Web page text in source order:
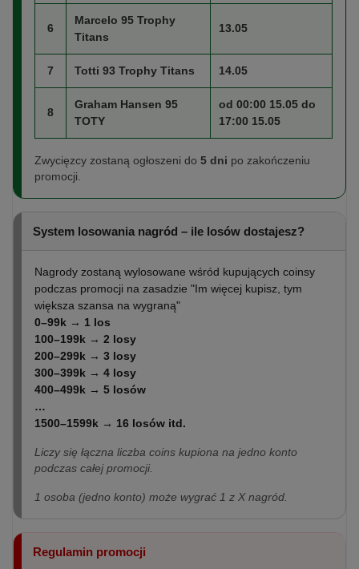
6
Marcelo 95 Trophy
Titans
13.05
7 Totti 93 Trophy Titans 14.05
8
Graham Hansen 95
TOTY
od 00:00 15.05 do
17:00 15.05
Zwycięzcy zostaną ogłoszeni do 5 dni po zakończeniu
promocji.
System losowania nagród – ile losów dostajesz?
Nagrody zostaną wylosowane wśród kupujących coinsy
podczas promocji na zasadzie "Im więcej kupisz, tym
większa szansa na wygraną"
0–99k → 1 los
100–199k → 2 losy
200–299k → 3 losy
300–399k → 4 losy
400–499k → 5 losów
…
1500–1599k → 16 losów itd.
Liczy się łączna liczba coins kupiona na jedno konto
podczas całej promocji.
1 osoba (jedno konto) może wygrać 1 z X nagród.
Regulamin promocji